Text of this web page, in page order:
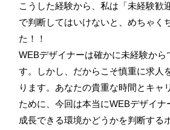
こうした経験から、私は「未経験歓
で判断してはいけないと、めちゃく
た！！
WEBデザイナーは確かに未経験から
す。しかし、だからこそ慎重に求人
ります。あなたの貴重な時間とキャ
ために、今回は本当にWEBデザイ
成長できる環境かどうかを判断する